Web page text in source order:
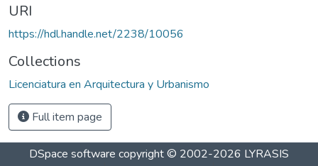
URI
https://hdl.handle.net/2238/10056
Collections
Licenciatura en Arquitectura y Urbanismo
Full item page
DSpace software copyright © 2002-2026 LYRASIS